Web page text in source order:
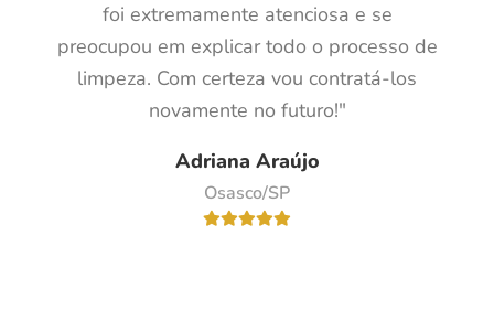
foi extremamente atenciosa e se
preocupou em explicar todo o processo de
limpeza. Com certeza vou contratá-los
novamente no futuro!"
Adriana Araújo
Osasco/SP